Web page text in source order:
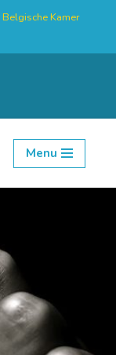
Belgische Kamer
Menu